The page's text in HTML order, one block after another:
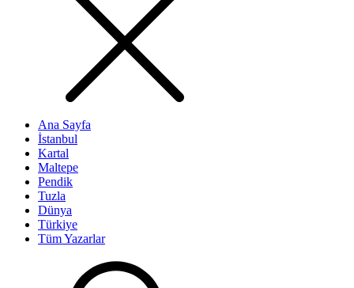
Ana Sayfa
İstanbul
Kartal
Maltepe
Pendik
Tuzla
Dünya
Türkiye
Tüm Yazarlar